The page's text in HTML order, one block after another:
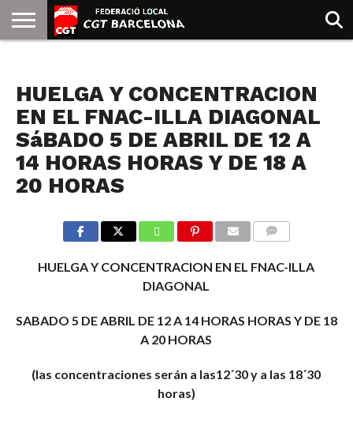
GOLDMAN
HUELGA Y CONCENTRACION
EN EL FNAC-ILLA DIAGONAL
SáBADO 5 DE ABRIL DE 12 A
14 HORAS HORAS Y DE 18 A
20 HORAS
HUELGA Y CONCENTRACION EN EL FNAC-ILLA
DIAGONAL
SABADO 5 DE ABRIL DE 12 A 14 HORAS HORAS Y DE 18
A 20 HORAS
(las concentraciones serán a las12´30 y a las 18´30
horas)